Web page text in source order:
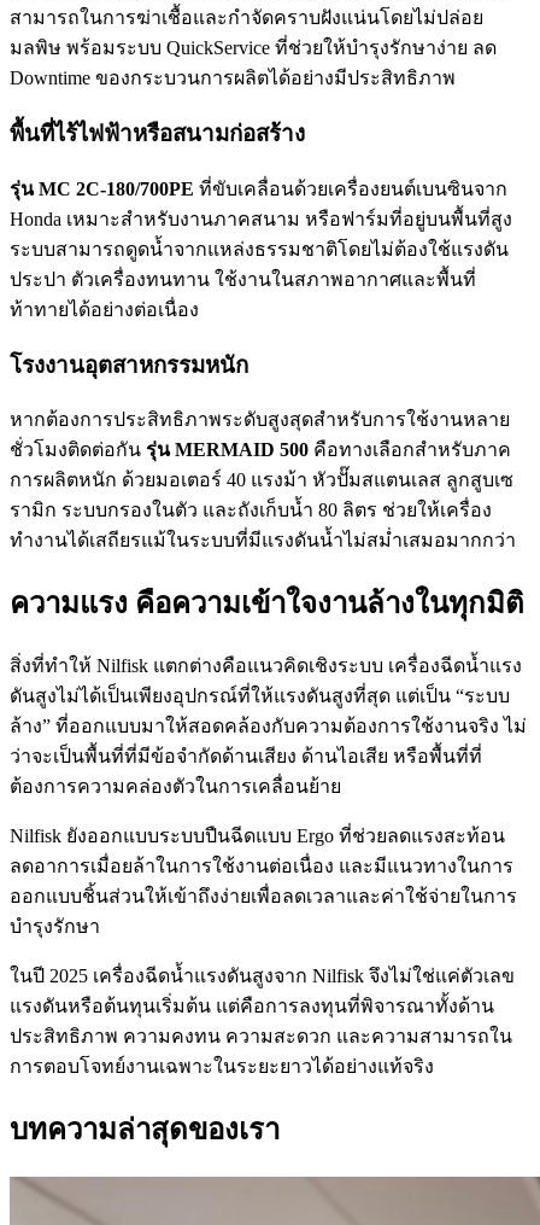
สามารถในการฆ่าเชื้อและกำจัดคราบฝังแน่นโดยไม่ปล่อย
มลพิษ พร้อมระบบ QuickService ที่ช่วยให้บำรุงรักษาง่าย ลด
Downtime ของกระบวนการผลิตได้อย่างมีประสิทธิภาพ
พื้นที่ไร้ไฟฟ้าหรือสนามก่อสร้าง
รุ่น MC 2C-180/700PE ที่ขับเคลื่อนด้วยเครื่องยนต์เบนซินจาก
Honda เหมาะสำหรับงานภาคสนาม หรือฟาร์มที่อยู่บนพื้นที่สูง
ระบบสามารถดูดน้ำจากแหล่งธรรมชาติโดยไม่ต้องใช้แรงดัน
ประปา ตัวเครื่องทนทาน ใช้งานในสภาพอากาศและพื้นที่
ท้าทายได้อย่างต่อเนื่อง
โรงงานอุตสาหกรรมหนัก
หากต้องการประสิทธิภาพระดับสูงสุดสำหรับการใช้งานหลาย
ชั่วโมงติดต่อกัน รุ่น MERMAID 500 คือทางเลือกสำหรับภาค
การผลิตหนัก ด้วยมอเตอร์ 40 แรงม้า หัวปั๊มสแตนเลส ลูกสูบเซ
รามิก ระบบกรองในตัว และถังเก็บน้ำ 80 ลิตร ช่วยให้เครื่อง
ทำงานได้เสถียรแม้ในระบบที่มีแรงดันน้ำไม่สม่ำเสมอมากกว่า
ความแรง คือความเข้าใจงานล้างในทุกมิติ
สิ่งที่ทำให้ Nilfisk แตกต่างคือแนวคิดเชิงระบบ เครื่องฉีดน้ำแรง
ดันสูงไม่ได้เป็นเพียงอุปกรณ์ที่ให้แรงดันสูงที่สุด แต่เป็น “ระบบ
ล้าง” ที่ออกแบบมาให้สอดคล้องกับความต้องการใช้งานจริง ไม่
ว่าจะเป็นพื้นที่ที่มีข้อจำกัดด้านเสียง ด้านไอเสีย หรือพื้นที่ที่
ต้องการความคล่องตัวในการเคลื่อนย้าย
Nilfisk ยังออกแบบระบบปืนฉีดแบบ Ergo ที่ช่วยลดแรงสะท้อน
ลดอาการเมื่อยล้าในการใช้งานต่อเนื่อง และมีแนวทางในการ
ออกแบบชิ้นส่วนให้เข้าถึงง่ายเพื่อลดเวลาและค่าใช้จ่ายในการ
บำรุงรักษา
ในปี 2025 เครื่องฉีดน้ำแรงดันสูงจาก Nilfisk จึงไม่ใช่แค่ตัวเลข
แรงดันหรือต้นทุนเริ่มต้น แต่คือการลงทุนที่พิจารณาทั้งด้าน
ประสิทธิภาพ ความคงทน ความสะดวก และความสามารถใน
การตอบโจทย์งานเฉพาะในระยะยาวได้อย่างแท้จริง
บทความล่าสุดของเรา